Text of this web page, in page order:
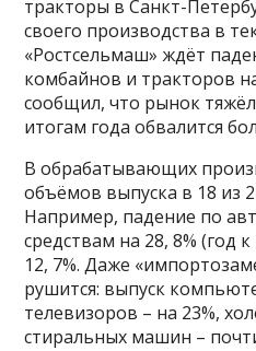
тракторы в Санкт-
своего производства в
«Ростсельмаш» ждёт
комбайнов и тракторов
сообщил, что рынок
итогам года обвалится
В обрабатывающих
объёмов выпуска в 18 из
Например, падение по
средствам на 28, 8% (год
12, 7%. Даже
рушится: выпуск
телевизоров – на 23%,
стиральных машин –